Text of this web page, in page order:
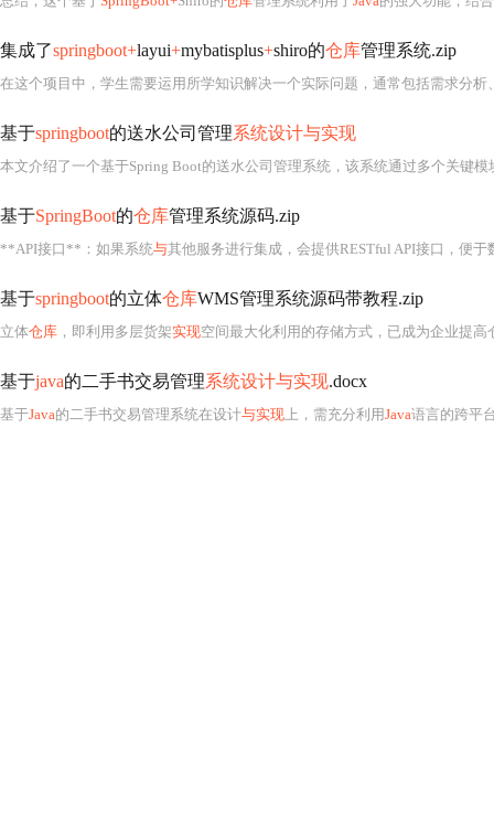
集成了springboot+layui+mybatisplus+shiro的仓库管理系统.zip
在这个项目中，学生需要运用所学知识解决一个实际问题，通常包括需求分析
基于springboot的送水公司管理系统设计与实现
本文介绍了一个基于Spring Boot的送水公司管理系统，该系统通过多个关键
基于SpringBoot的仓库管理系统源码.zip
**API接口**：如果系统与其他服务进行集成，会提供RESTful API接口，便于
基于springboot的立体仓库WMS管理系统源码带教程.zip
立体仓库 ，即利用多层货架实现空间最大化利用的存储方式，已成为企业提高仓
基于java的二手书交易管理系统设计与实现.docx
基于Java的二手书交易管理系统在设计与实现 上，需充分利用Java语言的跨平